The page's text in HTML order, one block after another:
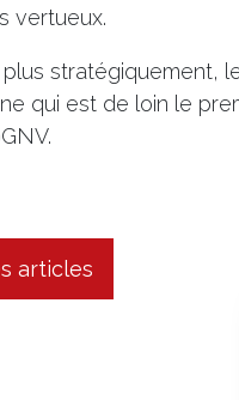
vertueux.
plus stratégiquement,
qui est de loin le
articles